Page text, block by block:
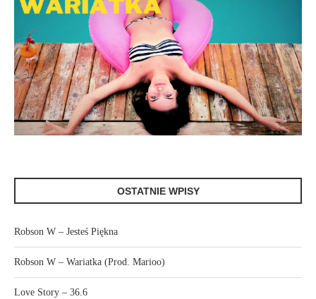
OSTATNIE WPISY
Robson W – Jesteś Piękna
Robson W – Wariatka (Prod. Marioo)
Love Story – 36.6